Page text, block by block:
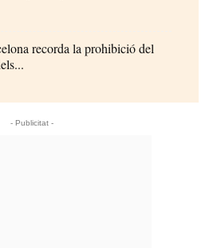
recorda la prohibició del
- Publicitat -